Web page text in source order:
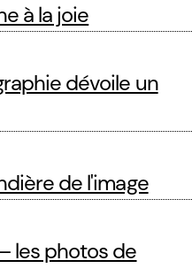
à la joie
dévoile un
de l'image
les photos de